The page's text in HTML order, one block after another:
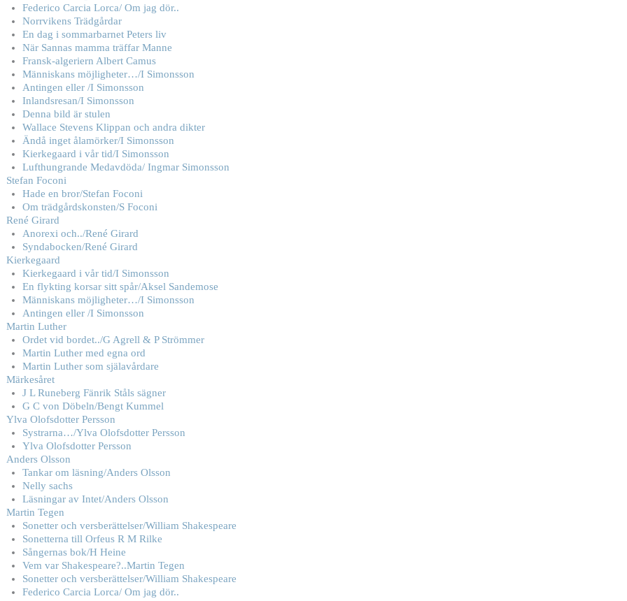
Federico Carcia Lorca/ Om jag dör..
Norrvikens Trädgårdar
En dag i sommarbarnet Peters liv
När Sannas mamma träffar Manne
Fransk-algeriern Albert Camus
Människans möjligheter…/I Simonsson
Antingen eller /I Simonsson
Inlandsresan/I Simonsson
Denna bild är stulen
Wallace Stevens Klippan och andra dikter
Ändå inget ålamörker/I Simonsson
Kierkegaard i vår tid/I Simonsson
Lufthungrande Medavdöda/ Ingmar Simonsson
Stefan Foconi
Hade en bror/Stefan Foconi
Om trädgårdskonsten/S Foconi
René Girard
Anorexi och../René Girard
Syndabocken/René Girard
Kierkegaard
Kierkegaard i vår tid/I Simonsson
En flykting korsar sitt spår/Aksel Sandemose
Människans möjligheter…/I Simonsson
Antingen eller /I Simonsson
Martin Luther
Ordet vid bordet../G Agrell & P Strömmer
Martin Luther med egna ord
Martin Luther som själavårdare
Märkesåret
J L Runeberg Fänrik Ståls sägner
G C von Döbeln/Bengt Kummel
Ylva Olofsdotter Persson
Systrarna…/Ylva Olofsdotter Persson
Ylva Olofsdotter Persson
Anders Olsson
Tankar om läsning/Anders Olsson
Nelly sachs
Läsningar av Intet/Anders Olsson
Martin Tegen
Sonetter och versberättelser/William Shakespeare
Sonetterna till Orfeus R M Rilke
Sångernas bok/H Heine
Vem var Shakespeare?..Martin Tegen
Sonetter och versberättelser/William Shakespeare
Federico Carcia Lorca/ Om jag dör..